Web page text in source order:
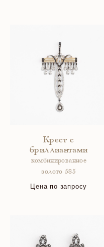
Крест с
бриллиантами
комбинированное
золото 585
Цена по запросу